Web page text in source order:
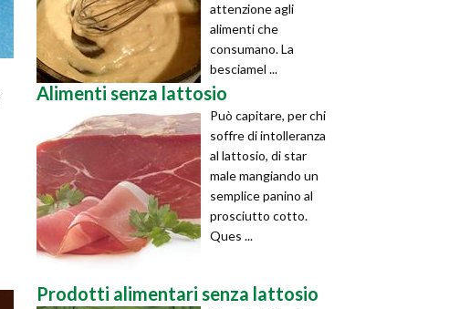
attenzione agli
alimenti che
consumano. La
besciamel ...
Alimenti senza lattosio
Può capitare, per chi
soffre di intolleranza
al lattosio, di star
male mangiando un
semplice panino al
prosciutto cotto.
Ques ...
Prodotti alimentari senza lattosio